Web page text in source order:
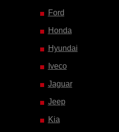
Ford
Honda
Hyundai
Iveco
Jaguar
Jeep
Kia